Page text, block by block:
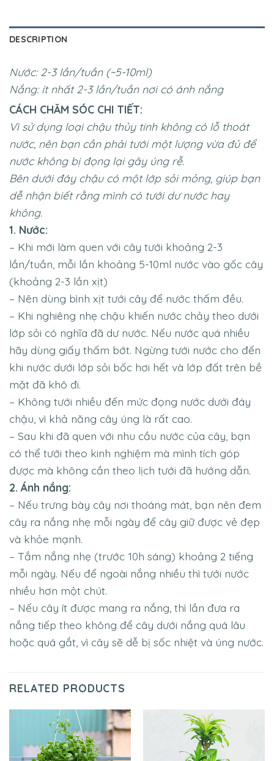
DESCRIPTION
Nước: 2-3 lần/tuần (~5-10ml)
Nắng: ít nhất 2-3 lần/tuần nơi có ánh nắng
CÁCH CHĂM SÓC CHI TIẾT:
Vì sử dụng loại chậu thủy tinh không có lỗ thoát
nước, nên bạn cần phải tưới một lượng vừa đủ để
nước không bị đọng lại gây úng rễ.
Bên dưới đáy chậu có một lớp sỏi mỏng, giúp bạn
dễ nhận biết rằng mình có tưới dư nước hay
không.
1. Nước:
– Khi mới làm quen với cây tưới khoảng 2-3
lần/tuần, mỗi lần khoảng 5-10ml nước vào gốc cây
(khoảng 2-3 lần xịt)
– Nên dùng bình xịt tưới cây để nước thấm đều.
– Khi nghiêng nhẹ chậu khiến nước chảy theo dưới
lớp sỏi có nghĩa đã dư nước. Nếu nước quá nhiều
hãy dùng giấy thấm bớt. Ngừng tưới nước cho đến
khi nước dưới lớp sỏi bốc hơi hết và lớp đất trên bề
mặt đã khô đi.
– Không tưới nhiều đến mức đọng nước dưới đáy
chậu, vì khả năng cây úng là rất cao.
– Sau khi đã quen với nhu cầu nước của cây, bạn
có thể tưới theo kinh nghiệm mà mình tích góp
được mà không cần theo lịch tưới đã hướng dẫn.
2. Ánh nắng:
– Nếu trưng bày cây nơi thoáng mát, bạn nên đem
cây ra nắng nhẹ mỗi ngày để cây giữ được vẻ đẹp
và khỏe mạnh.
– Tắm nắng nhẹ (trước 10h sáng) khoảng 2 tiếng
mỗi ngày. Nếu để ngoài nắng nhiều thì tưới nước
nhiều hơn một chút.
– Nếu cây ít được mang ra nắng, thì lần đưa ra
nắng tiếp theo không để cây dưới nắng quá lâu
hoặc quá gắt, vì cây sẽ dễ bị sốc nhiệt và úng nước.
RELATED PRODUCTS